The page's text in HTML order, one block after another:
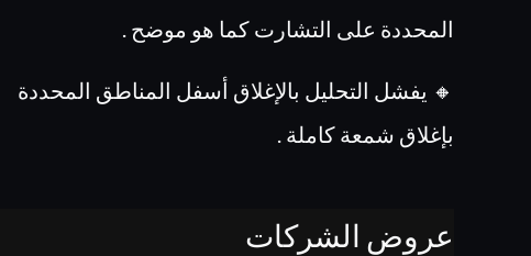
المحددة على التشارت كما هو موضح .
🔸 يفشل التحليل بالإغلاق أسفل المناطق المحددة
بإغلاق شمعة كاملة .
عروض الشركات